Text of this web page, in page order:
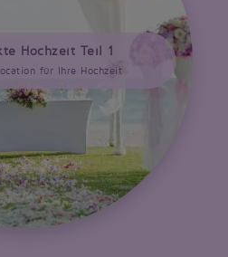
Hochzeit Teil 1
für Ihre Hochzeit